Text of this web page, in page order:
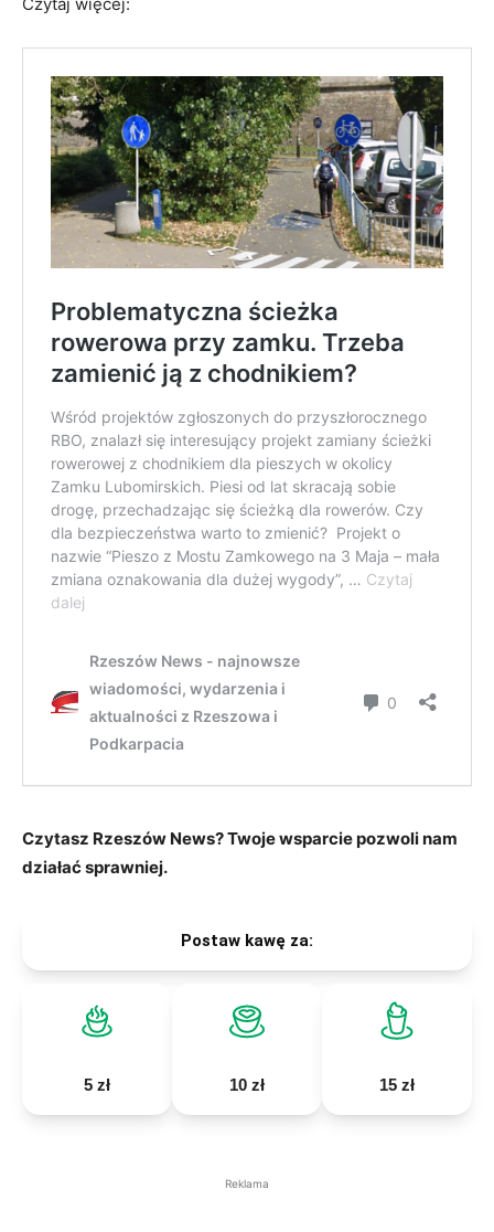
Czytaj więcej:
Czytasz Rzeszów News? Twoje wsparcie pozwoli nam
działać sprawniej.
Postaw kawę za:
5 zł 10 zł 15 zł
Reklama